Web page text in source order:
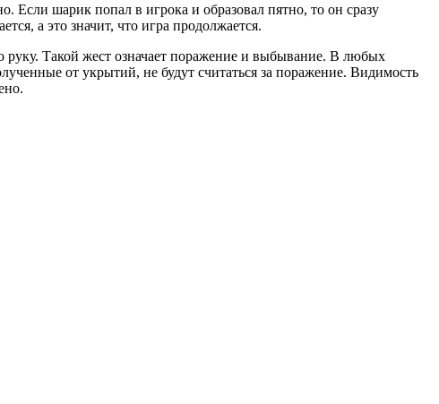
Если шарик попал в игрока и образовал пятно, то он сразу
а это значит, что игра продолжается.
руку. Такой жест означает поражение и выбывание. В любых
от укрытий, не будут считаться за поражение. Видимость